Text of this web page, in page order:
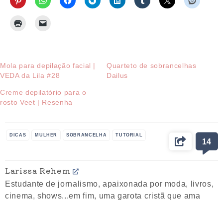
Mola para depilação facial |
VEDA da Lila #28
Quarteto de sobrancelhas
Dailus
Creme depilatório para o
rosto Veet | Resenha
DICAS MULHER SOBRANCELHA TUTORIAL
14
Larissa Rehem
Estudante de jornalismo, apaixonada por moda, livros,
cinema, shows...em fim, uma garota cristã que ama